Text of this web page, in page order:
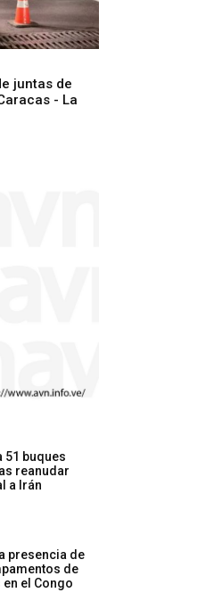
juntas de
- La
51 buques
reanudar
a Irán
presencia de
de
el Congo